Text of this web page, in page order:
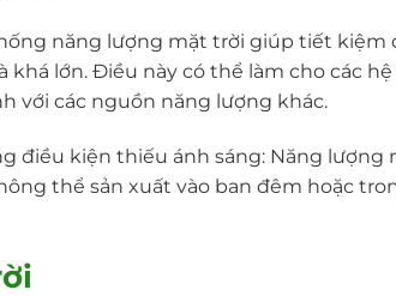
năng lượng mặt trời giúp tiết kiệm
lớn. Điều này có thể làm cho các
với các nguồn năng lượng khác.
điều kiện thiếu ánh sáng: Năng lượng
thể sản xuất vào ban đêm hoặc